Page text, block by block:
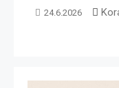
24.6.2026